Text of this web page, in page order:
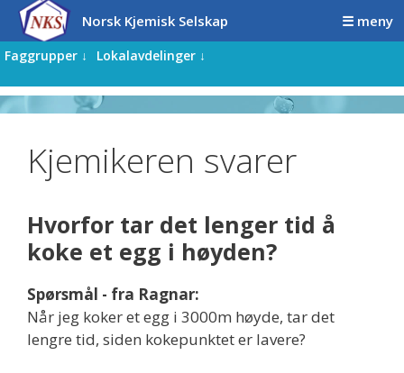
Hopp
innhold
Hopp
innhold
Norsk Kjemisk Selskap ☰ meny
Faggrupper ↓ Lokalavdelinger ↓
Kjemikeren svarer
Hvorfor tar det lenger tid å
koke et egg i høyden?
Spørsmål - fra Ragnar:
Når jeg koker et egg i 3000m høyde, tar det
lengre tid, siden kokepunktet er lavere?